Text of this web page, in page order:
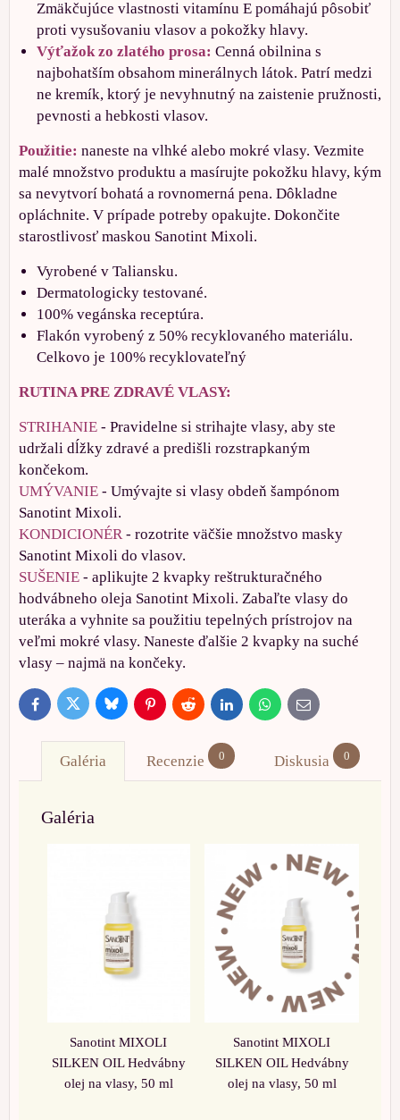
Zmäkčujúce vlastnosti vitamínu E pomáhajú pôsobiť
proti vysušovaniu vlasov a pokožky hlavy.
Výťažok zo zlatého prosa: Cenná obilnina s
najbohatším obsahom minerálnych látok. Patrí medzi
ne kremík, ktorý je nevyhnutný na zaistenie pružnosti,
pevnosti a hebkosti vlasov.
Použitie: naneste na vlhké alebo mokré vlasy. Vezmite
malé množstvo produktu a masírujte pokožku hlavy, kým
sa nevytvorí bohatá a rovnomerná pena. Dôkladne
opláchnite. V prípade potreby opakujte. Dokončite
starostlivosť maskou Sanotint Mixoli.
Vyrobené v Taliansku.
Dermatologicky testované.
100% vegánska receptúra.
Flakón vyrobený z 50% recyklovaného materiálu.
Celkovo je 100% recyklovateľný
RUTINA PRE ZDRAVÉ VLASY:
STRIHANIE - Pravidelne si strihajte vlasy, aby ste
udržali dĺžky zdravé a predišli rozstrapkaným
končekom.
UMÝVANIE - Umývajte si vlasy obdeň šampónom
Sanotint Mixoli.
KONDICIONÉR- rozotrite väčšie množstvo masky
Sanotint Mixoli do vlasov.
SUŠENIE - aplikujte 2 kvapky reštrukturačného
hodvábneho oleja Sanotint Mixoli. Zabaľte vlasy do
uteráka a vyhnite sa použitiu tepelných prístrojov na
veľmi mokré vlasy. Naneste ďalšie 2 kvapky na suché
vlasy – najmä na končeky.
FacebookTwitter BlueskyPinterestReddit LinkedInWhatsApp
E-
mail
Galéria Recenzie 0 Diskusia 0
Galéria
Sanotint MIXOLI
SILKEN OIL Hedvábny
olej na vlasy, 50 ml
Sanotint MIXOLI
SILKEN OIL Hedvábny
olej na vlasy, 50 ml